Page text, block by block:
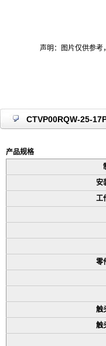
声明：图片仅供参考
CTVP00RQW-25-
产品规格
安
工
零
触
触